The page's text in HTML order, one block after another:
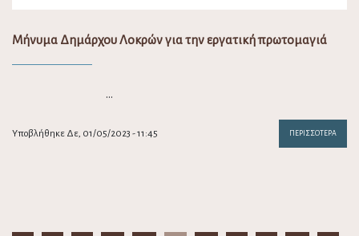
Μήνυμα Δημάρχου Λοκρών για την εργατική πρωτομαγιά
…
Υποβλήθηκε Δε, 01/05/2023 - 11:45 ΠΕΡΙΣΣΌΤΕΡΑ